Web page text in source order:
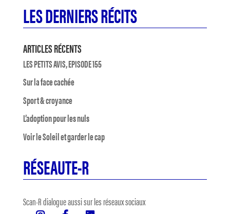
LES DERNIERS RÉCITS
ARTICLES RÉCENTS
LES PETITS AVIS, EPISODE 155
Sur la face cachée
Sport & croyance
L’adoption pour les nuls
Voir le Soleil et garder le cap
RÉSEAUTE-R
Scan-R dialogue aussi sur les réseaux sociaux